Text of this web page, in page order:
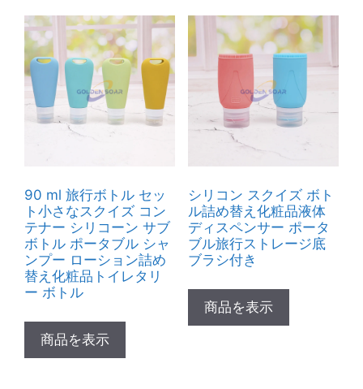
90 ml 旅行ボトル セッ
ト小さなスクイズ コン
テナー シリコーン サブ
ボトル ポータブル シャ
ンプー ローション詰め
替え化粧品トイレタリ
ー ボトル
商品を表示
シリコン スクイズ ボト
ル詰め替え化粧品液体
ディスペンサー ポータ
ブル旅行ストレージ底
ブラシ付き
商品を表示